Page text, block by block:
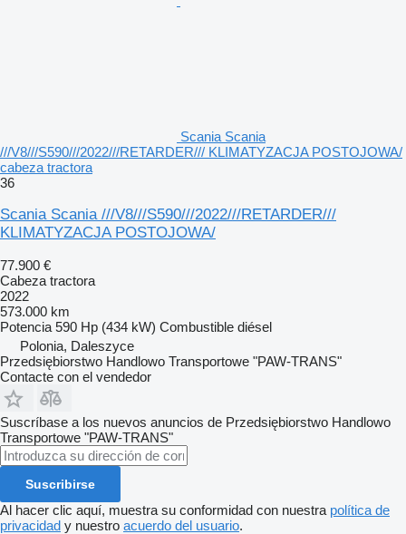
Scania Scania
///V8///S590///2022///RETARDER/// KLIMATYZACJA POSTOJOWA/
cabeza tractora
36
Scania Scania ///V8///S590///2022///RETARDER///
KLIMATYZACJA POSTOJOWA/
77.900 €
Cabeza tractora
2022
573.000 km
Potencia 590 Hp (434 kW) Combustible diésel
Polonia, Daleszyce
Przedsiębiorstwo Handlowo Transportowe "PAW-TRANS"
Contacte con el vendedor
Suscríbase a los nuevos anuncios de Przedsiębiorstwo Handlowo
Transportowe "PAW-TRANS"
Suscribirse
Al hacer clic aquí, muestra su conformidad con nuestra política de
privacidad y nuestro acuerdo del usuario.